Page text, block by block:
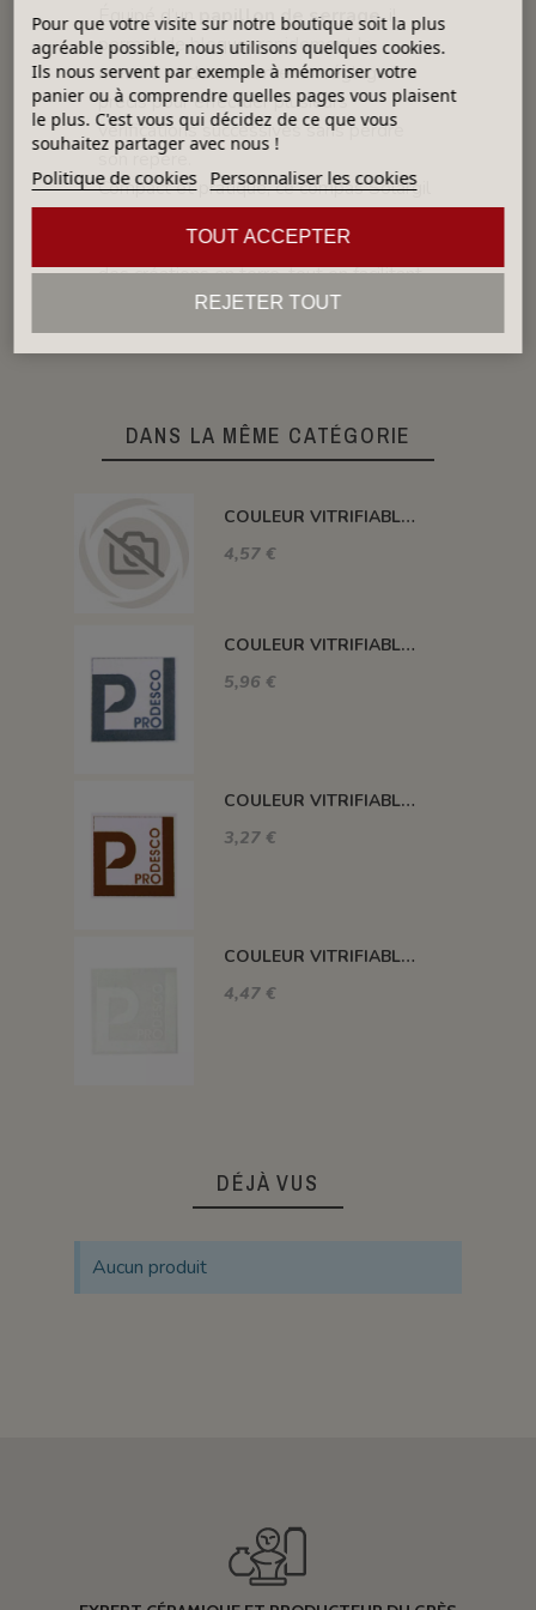
Équipé d’unpapillon de serrage, il
permet de bloquer rapidement la
mesure et de conserver un réglage
précis pour effectuer plusieurs
vérifications successives sans perdre
son repère.
Compact et pratique, ce compas Solargil
pour assurer larégularité et la qualité
des créations en terre, tout en facilitant
le travail quotidien du céramiste.
DANS LA MÊME CATÉGORIE
COULEUR VITRIFIABLE DÉCOR SANS PLOMB JAUNE VA105
4,57 €
COULEUR VITRIFIABLE DÉCOR SANS PLOMB GRIS VA116
5,96 €
COULEUR VITRIFIABLE DÉCOR SANS PLOMB CHOCOLAT VA109
3,27 €
COULEUR VITRIFIABLE DÉCOR SANS PLOMB BLANC VA103
4,47 €
DÉJÀ VUS
Aucun produit
Pour que votre visite sur notre boutique soit la plus
agréable possible, nous utilisons quelques cookies.
Ils nous servent par exemple à mémoriser votre
panier ou à comprendre quelles pages vous plaisent
le plus. C'est vous qui décidez de ce que vous
souhaitez partager avec nous !
Politique de cookies Personnaliser les cookies
REJETER TOUT
TOUT ACCEPTER